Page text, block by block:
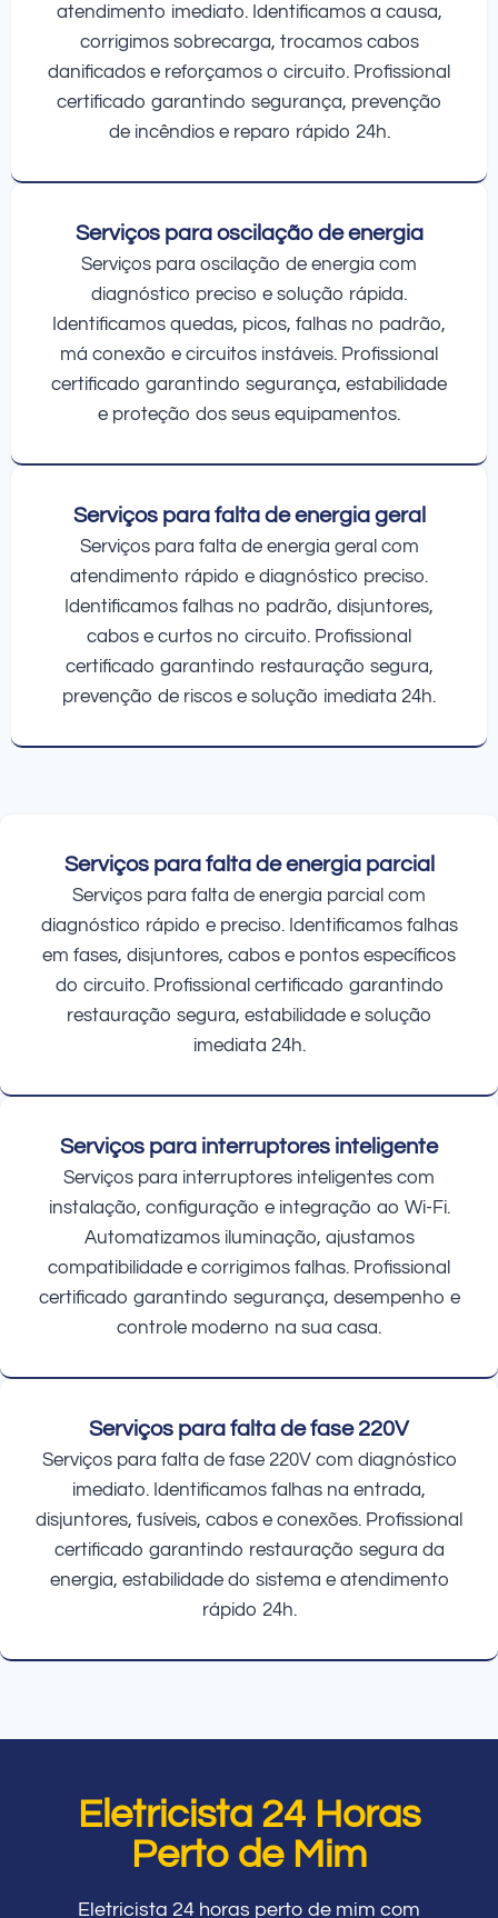
atendimento imediato. Identificamos a causa,
corrigimos sobrecarga, trocamos cabos
danificados e reforçamos o circuito. Profissional
certificado garantindo segurança, prevenção
de incêndios e reparo rápido 24h.
Serviços para oscilação de energia
Serviços para oscilação de energia com
diagnóstico preciso e solução rápida.
Identificamos quedas, picos, falhas no padrão,
má conexão e circuitos instáveis. Profissional
certificado garantindo segurança, estabilidade
e proteção dos seus equipamentos.
Serviços para falta de energia geral
Serviços para falta de energia geral com
atendimento rápido e diagnóstico preciso.
Identificamos falhas no padrão, disjuntores,
cabos e curtos no circuito. Profissional
certificado garantindo restauração segura,
prevenção de riscos e solução imediata 24h.
Serviços para falta de energia parcial
Serviços para falta de energia parcial com
diagnóstico rápido e preciso. Identificamos falhas
em fases, disjuntores, cabos e pontos específicos
do circuito. Profissional certificado garantindo
restauração segura, estabilidade e solução
imediata 24h.
Serviços para interruptores inteligente
Serviços para interruptores inteligentes com
instalação, configuração e integração ao Wi-Fi.
Automatizamos iluminação, ajustamos
compatibilidade e corrigimos falhas. Profissional
certificado garantindo segurança, desempenho e
controle moderno na sua casa.
Serviços para falta de fase 220V
Serviços para falta de fase 220V com diagnóstico
imediato. Identificamos falhas na entrada,
disjuntores, fusíveis, cabos e conexões. Profissional
certificado garantindo restauração segura da
energia, estabilidade do sistema e atendimento
rápido 24h.
Eletricista 24 Horas
Perto de Mim
Eletricista 24 horas perto de mim com